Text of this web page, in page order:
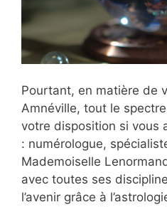
Pourtant, en matière de
Amnéville, tout le
votre disposition si vous
: numérologue,
Mademoiselle
avec toutes ses
l’avenir grâce à